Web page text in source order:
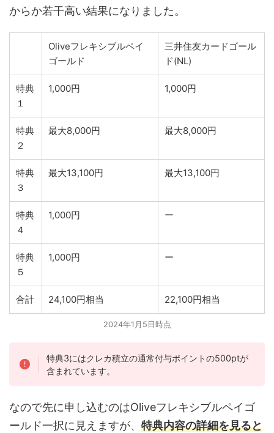
からか若干高い結果になりました。
Oliveフレキシブルペイ
ゴールド
三井住友カードゴール
ド(NL)
特典
１
1,000円 1,000円
特典
２
最大8,000円 最大8,000円
特典
３
最大13,100円 最大13,100円
特典
４
1,000円 ー
特典
５
1,000円 ー
合計 24,100円相当 22,100円相当
2024年1月5日時点
特典3にはクレカ積立の通常付与ポイントの500ptが
含まれています。
なので先に申し込むのはOliveフレキシブルペイゴ
ールド一択に見えますが、 特典内容の詳細を見ると